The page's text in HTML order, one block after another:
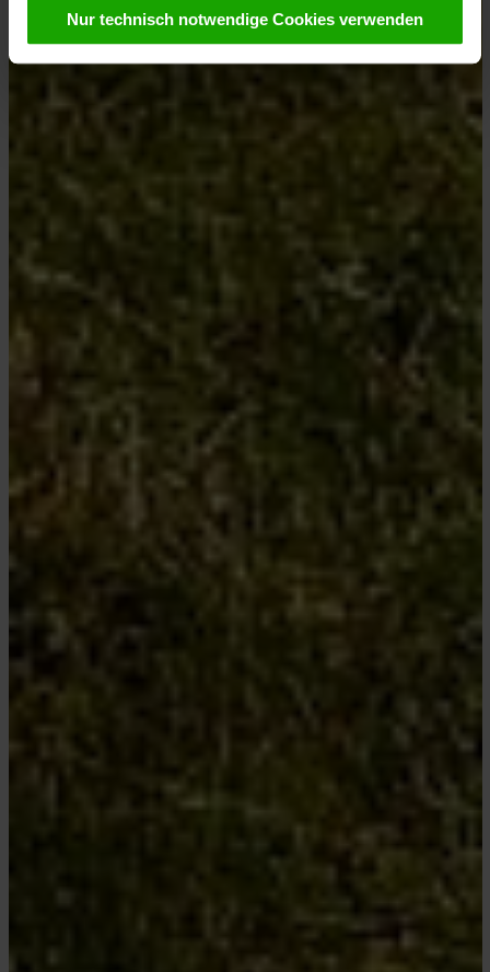
von Drittanbietern (auch in den USA) verwendet werden
betreffend Cookies und einer möglichen späteren
Nur technisch notwendige Cookies verwenden